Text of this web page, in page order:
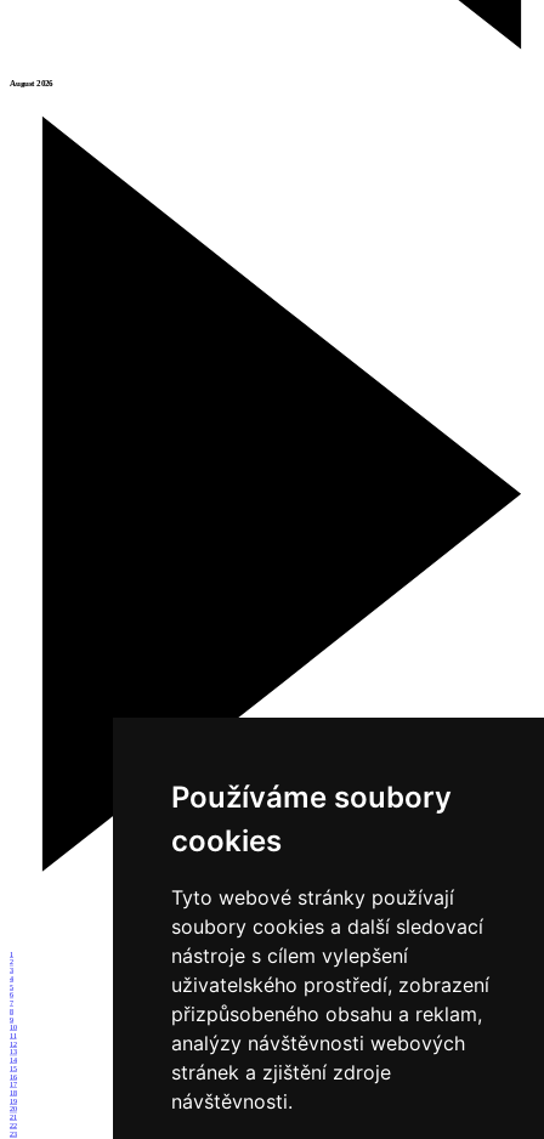
Používáme soubory
cookies
Tyto webové stránky používají
soubory cookies a další sledovací
nástroje s cílem vylepšení
uživatelského prostředí, zobrazení
přizpůsobeného obsahu a reklam,
analýzy návštěvnosti webových
stránek a zjištění zdroje
návštěvnosti.
August 2026
1
2
3
4
5
6
7
8
9
10
11
12
13
14
15
16
17
18
19
20
21
22
23